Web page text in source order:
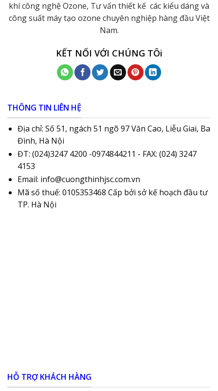
khí công nghệ Ozone, Tư vấn thiết kế các kiểu dáng và
công suất máy tạo ozone chuyên nghiệp hàng đầu Việt
Nam.
KẾT NỐI VỚI CHÚNG TÔi
THÔNG TIN LIÊN HỆ
Địa chỉ: Số 51, ngách 51 ngõ 97 Văn Cao, Liễu Giai, Ba
Đình, Hà Nội
ĐT: (024)3247 4200 -0974844211 - FAX: (024) 3247
4153
Email: info@cuongthinhjsc.com.vn
Mã số thuế: 0105353468 Cấp bởi sở kế hoạch đầu tư
TP. Hà Nội
HỖ TRỢ KHÁCH HÀNG